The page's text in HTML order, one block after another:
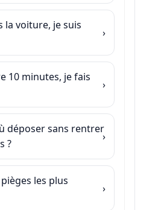
la voiture, je suis
10 minutes, je fais
déposer sans rentrer
?
les plus